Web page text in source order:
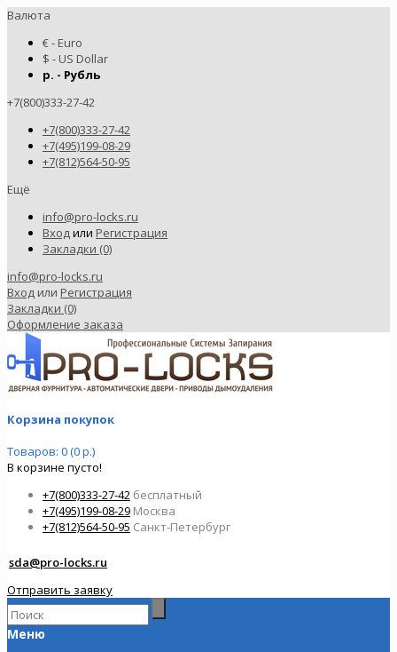
Валюта
€ - Euro
$ - US Dollar
р. - Рубль
+7(800)333-27-42
+7(800)333-27-42
+7(495)199-08-29
+7(812)564-50-95
Ещё
info@pro-locks.ru
Входили Регистрация
Закладки (0)
info@pro-locks.ru
Вход или Регистрация
Закладки (0)
Оформление заказа
Корзина покупок
Товаров: 0 (0 р.)
В корзине пусто!
+7(800)333-27-42 бесплатный
+7(495)199-08-29 Москва
+7(812)564-50-95 Санкт-Петербург
sda@pro-locks.ru
Отправить заявку
Меню